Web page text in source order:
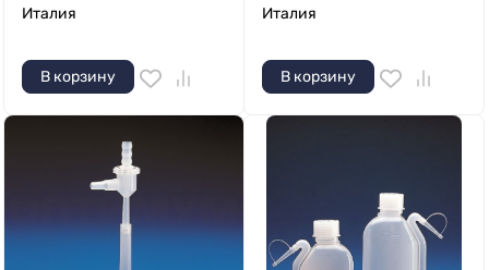
Италия
В корзину
Италия
В корзину